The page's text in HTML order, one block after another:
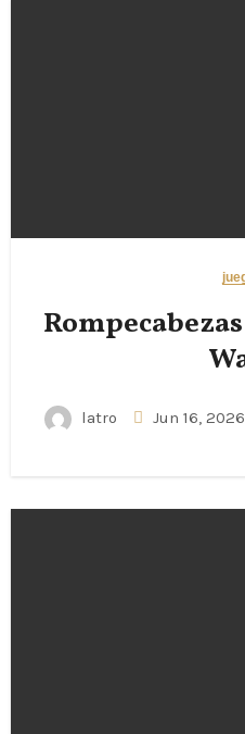
latro Jun 16, 2026